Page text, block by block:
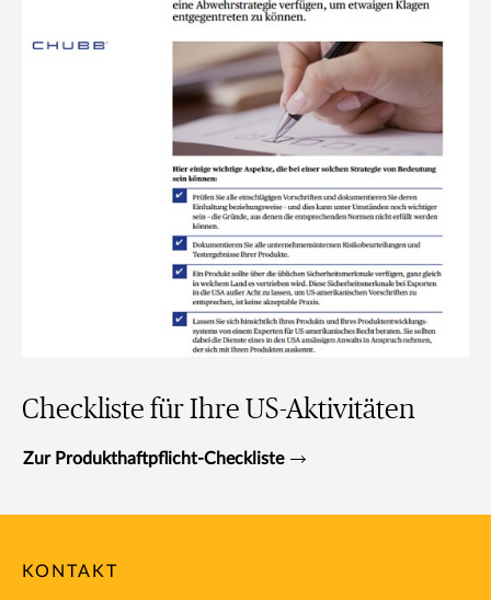
Checkliste für Ihre US-Aktivitäten
Zur Produkthaftpflicht-Checkliste
KONTAKT